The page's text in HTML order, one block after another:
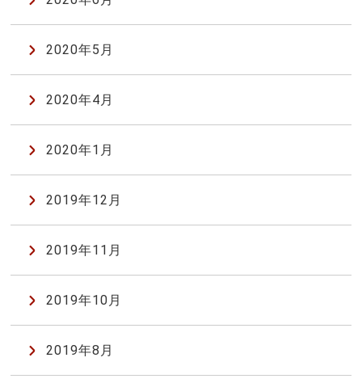
2020年5月
2020年4月
2020年1月
2019年12月
2019年11月
2019年10月
2019年8月